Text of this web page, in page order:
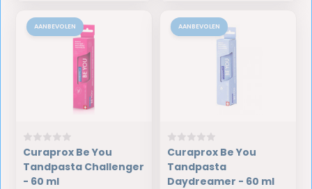
AANBEVOLEN
Curaprox Be You
Tandpasta Challenger
- 60 ml
AANBEVOLEN
Curaprox Be You
Tandpasta
Daydreamer - 60 ml